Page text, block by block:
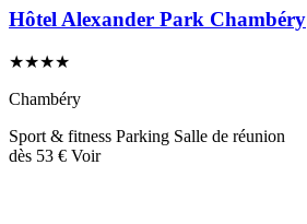
Hôtel Alexander Park Chambéry
★★★★
Chambéry
Sport & fitness Parking Salle de réunion
dès 53 € Voir